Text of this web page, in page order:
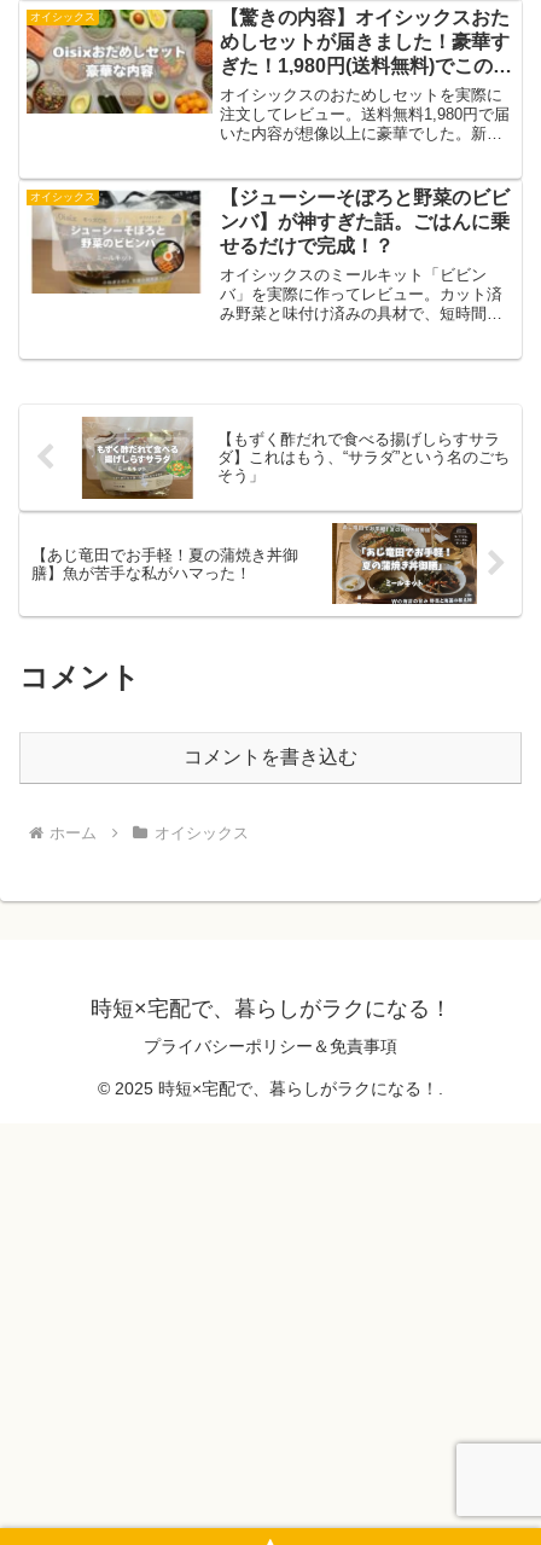
目で、食卓が一気におしゃれに。写真付
きで内容や味の感想を紹介し、忙しい日
の時短メニューにもぴったりな体験談で
す。
オイシックス
【驚きの内容】オイシックスおた
めしセットが届きました！豪華す
ぎた！1,980円(送料無料)でこのボ
リューム⁉
オイシックスのおためしセットを実際に
注文してレビュー。送料無料1,980円で届
いた内容が想像以上に豪華でした。新鮮
文方法や体験談もまとめています。お得
に始めたい方必見のレビュー記事です。
オイシックス
【ジューシーそぼろと野菜のビビ
ンバ】が神すぎた話。ごはんに乗
せるだけで完成！？
オイシックスのミールキット「ビビン
バ」を実際に作ってレビュー。カット済
み野菜と味付け済みの具材で、短時間で
【もずく酢だれで食べる揚げしらすサラ
ダ】これはもう、“サラダ”という名のごち
そう」
【あじ竜田でお手軽！夏の蒲焼き丼御
膳】魚が苦手な私がハマった！
コメント
コメントを書き込む
ホーム オイシックス
時短×宅配で、暮らしがラクになる！
プライバシーポリシー＆免責事項
© 2025 時短×宅配で、暮らしがラクになる！.